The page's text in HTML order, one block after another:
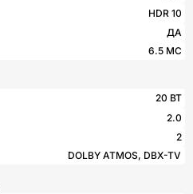
HDR 10
ДА
6.5 МС
20 ВТ
2.0
2
DOLBY ATMOS, DBX-TV